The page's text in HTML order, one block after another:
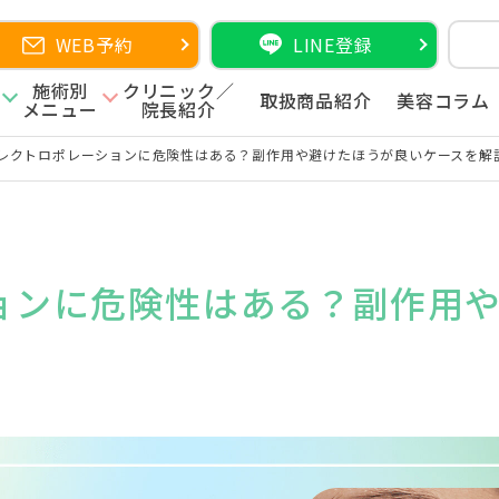
WEB予約
LINE登録
施術別
メニュー
クリニック／
院長紹介 取扱商品紹介 美容コラム
クトロポレーションに危険性はある？副作用や避けたほうが良いケースを解
に危険性はある？副作用